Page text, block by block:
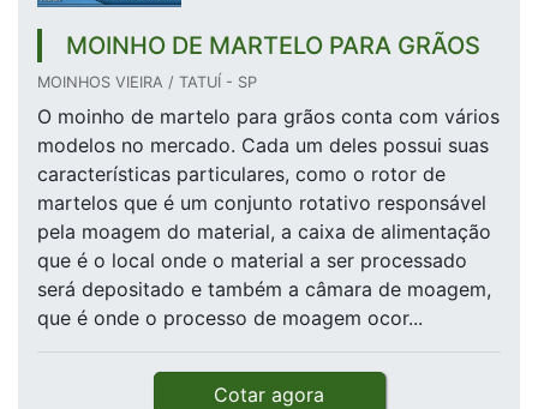
MOINHO DE MARTELO PARA GRÃOS
MOINHOS VIEIRA / TATUÍ - SP
O moinho de martelo para grãos conta com vários
modelos no mercado. Cada um deles possui suas
características particulares, como o rotor de
martelos que é um conjunto rotativo responsável
pela moagem do material, a caixa de alimentação
que é o local onde o material a ser processado
será depositado e também a câmara de moagem,
que é onde o processo de moagem ocor...
Cotar agora